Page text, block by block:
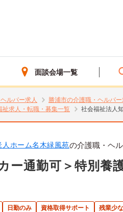
面談会場一覧
ルパー求人
勝浦市の介護職・ヘルパー
求人・転職・募集一覧
社会福祉法人
ホーム名木緑風苑の介護職・ヘ
ー通勤可＞特別養
日勤のみ 資格取得サポート 残業少